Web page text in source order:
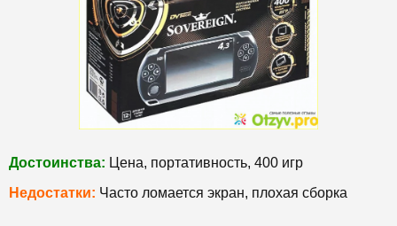
Достоинства: Цена, портативность, 400 игр
Недостатки: Часто ломается экран, плохая сборка